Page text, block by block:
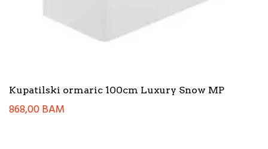
Kupatilski ormaric 100cm Luxury Snow MP
868,00BAM